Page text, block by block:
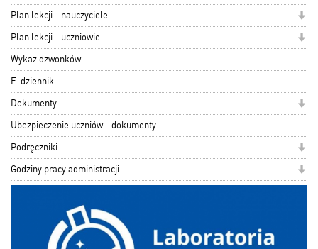
Plan lekcji - nauczyciele
Plan lekcji - uczniowie
Wykaz dzwonków
E-dziennik
Dokumenty
Ubezpieczenie uczniów - dokumenty
Podręczniki
Godziny pracy administracji